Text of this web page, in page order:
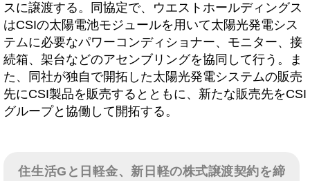
スに譲渡する。同協定で、ウエストホールディングス
はCSIの太陽電池モジュールを用いて太陽光発電シス
テムに必要なパワーコンディショナー、モニター、接
続箱、架台などのアセンブリングを協同して行う。ま
た、同社が独自で開拓した太陽光発電システムの販売
先にCSI製品を販売するとともに、新たな販売先をCSI
グループと協働して開拓する。
住生活Gと日軽金、新日軽の株式譲渡契約を締